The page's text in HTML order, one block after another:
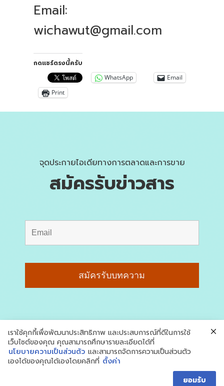
Email:
wichawut@gmail.com
กดแชร์ตรงนี้ครับ
WhatsApp
Email
Print
จุดประกายไอเดียทางการตลาดและการขาย
สมัครรับข่าวสาร
เราใช้คุกกี้เพื่อพัฒนาประสิทธิภาพ และประสบการณ์ที่ดีในการใช้
เว็บไซต์ของคุณ คุณสามารถศึกษารายละเอียดได้ที่
นโยบายความเป็นส่วนตัว และสามารถจัดการความเป็นส่วนตัว
เองได้ของคุณได้เองโดยคลิกที่ ตั้งค่า
ยอมรับ